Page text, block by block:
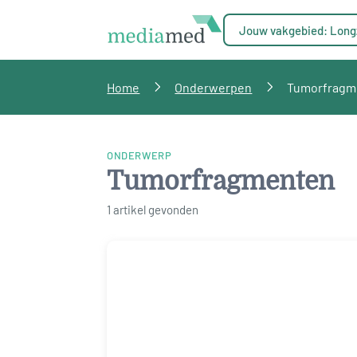
Jouw vakgebied:
Home Onderwerpen
ONDERWERP
Tumorfragmenten
1 artikel gevonden